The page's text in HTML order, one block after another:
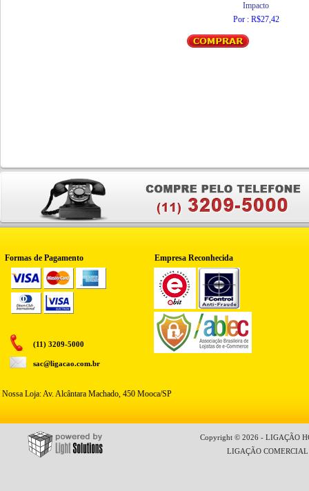
Impacto
Por : R$27,42
Formas de Pagamento Empresa Reconhecida
(11) 3209-5000
sac@ligacao.com.br
Nossa Loja: Av. Alcântara Machado, 450 Mooca/SP
Copyright © 2026 - LIGAÇÃO
LIGAÇÃO